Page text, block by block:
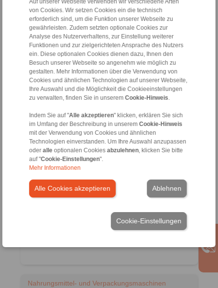
Auf unserer Webseite verwenden wir verschiedene Arten
von Cookies. Wir setzen Cookies ein die technisch
erforderlich sind, um die Funktion unserer Webseite zu
gewährleisten. Zudem setzten optionale Cookies zur
Analyse des Nutzerverhaltens, zur Einstellung weiterer
Funktionen und zur zielgerichteten Ansprache des Nutzers
ein. Diese optionalen Cookies dienen dazu, Ihnen den
Besuch unserer Webseite so angenehm wie möglich zu
gestalten. Mehr Informationen über die Verwendung von
Cookies und ähnlichen Technologien auf unserer Webseite,
Ihre Auswahl und die Möglichkeit die Cookieeinstellungen
zu verwalten, finden Sie in unserem Cookie-Hinweis
Indem Sie auf "Alle akzeptieren" klicken, erklären Sie sich
im Umfang der Beschreibung in unserem Cookie-Hinweis
mit der Verwendung von Cookies und ähnlichen
Technologien einverstanden. Um Ihre Auswahl anzupassen
oder alleoptionalen Cookies abzulehnen, klicken Sie bitte
auf "Cookie-Einstellungen".
Mehr Informationen
Alle Cookies akzeptieren Ablehnen
Cookie-Einstellungen
FR [3 MB]
ES [3.1 MB]
CN [3.1 MB]
KR [3.2 MB]
RU [3.1 MB]
Sprachen:
DE [7.1 MB]
ES [1 MB]
Nahrungsmittel- und Verpackungsmaschinen